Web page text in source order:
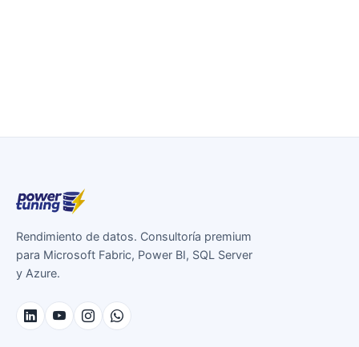
Rendimiento de datos. Consultoría premium
para Microsoft Fabric, Power BI, SQL Server
y Azure.